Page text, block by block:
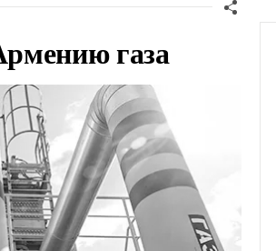
газа